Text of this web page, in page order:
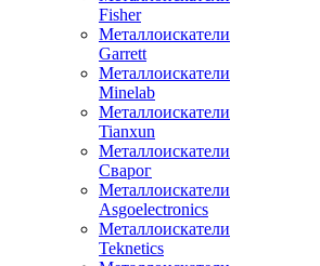
Fisher
Металлоискатели
Garrett
Металлоискатели
Minelab
Металлоискатели
Tianxun
Металлоискатели
Сварог
Металлоискатели
Asgoelectronics
Металлоискатели
Teknetics